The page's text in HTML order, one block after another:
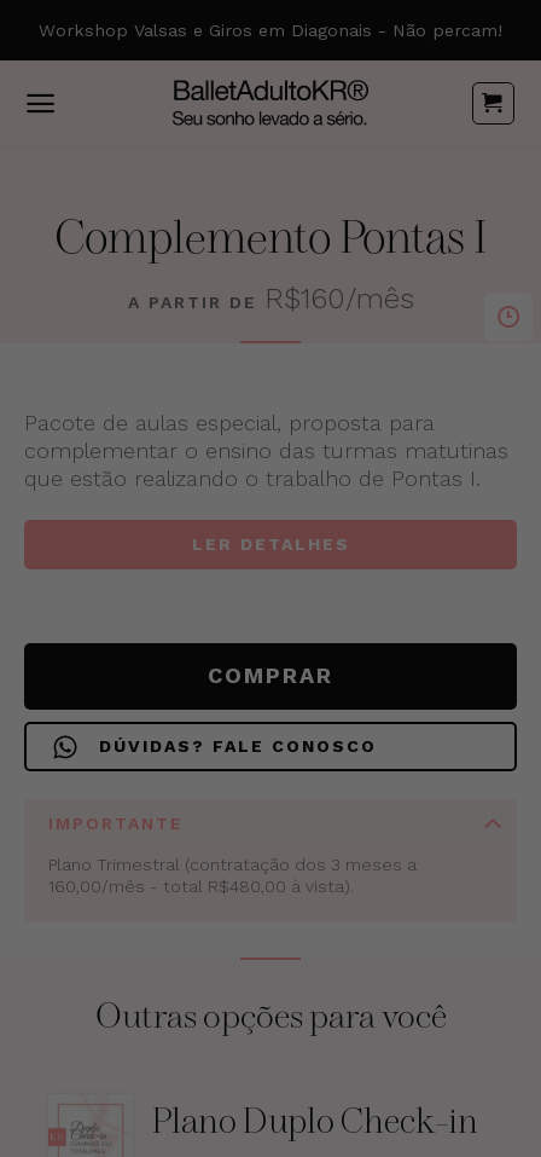
content
Workshop Valsas e Giros em Diagonais - Não percam!
A PARTIR DE R$160/mês
Complemento Pontas I
Pacote de aulas especial, proposta para
complementar o ensino das turmas matutinas
que estão realizando o trabalho de Pontas I.
LER DETALHES
COMPRAR
DÚVIDAS? FALE CONOSCO
IMPORTANTE
Plano Trimestral (contratação dos 3 meses a
160,00/mês - total R$480,00 à vista).
Outras opções para você
Plano Duplo Check-in